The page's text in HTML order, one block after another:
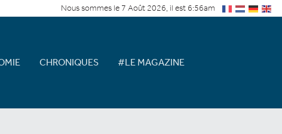
Nous sommes le 7 Août 2026, il est 6:56am
CHRONIQUES #LE MAGAZINE